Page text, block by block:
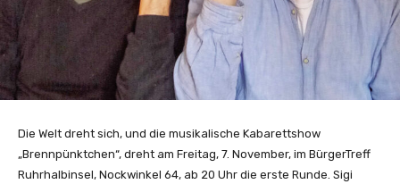
Die Welt dreht sich, und die musikalische Kabarettshow
„Brennpünktchen“, dreht am Freitag, 7. November, im BürgerTreff
Ruhrhalbinsel, Nockwinkel 64, ab 20 Uhr die erste Runde. Sigi